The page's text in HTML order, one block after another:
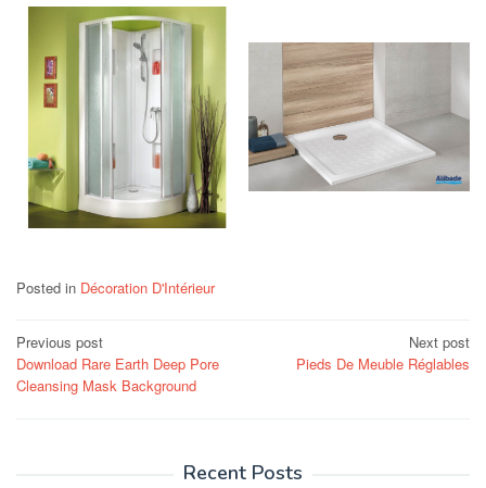
Posted in Décoration D'Intérieur
Post
navigation
Previous post
Download Rare Earth Deep Pore
Cleansing Mask Background
Next post
Pieds De Meuble Réglables
Recent Posts